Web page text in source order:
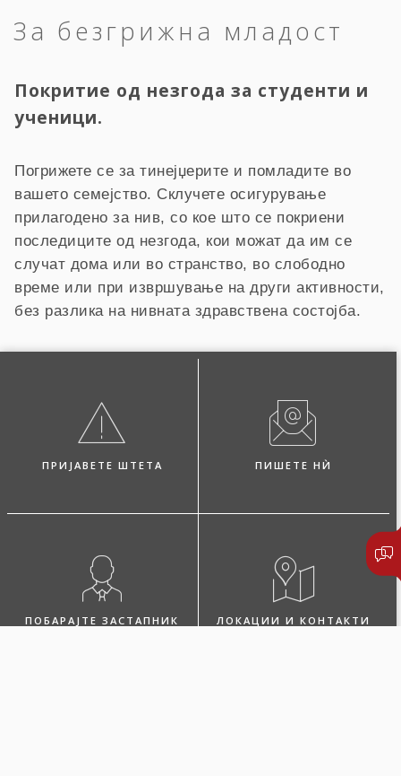
За безгрижна младост
Покритие од незгода за студенти и
ученици.
Погрижете се за тинејџерите и помладите во
вашето семејство. Склучете осигурување
прилагодено за нив, со кое што се покриени
последиците од незгода, кои можат да им се
случат дома или во странство, во слободно
време или при извршување на други активности,
без разлика на нивната здравствена состојба.
ПРИЈАВЕТЕ ШТЕТА ПИШЕТЕ НЍ
ПОБАРАЈТЕ ЗАСТАПНИК ЛОКАЦИИ И КОНТАКТИ